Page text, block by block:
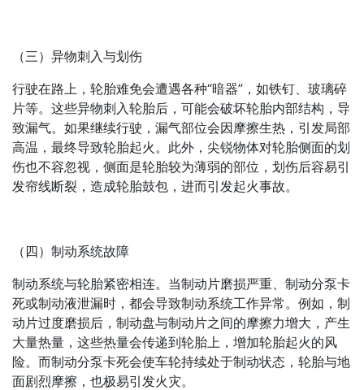
（三）异物刺入与划伤
行驶在路上，轮胎难免会遭遇各种“暗器”，如铁钉、玻璃碎
片等。这些异物刺入轮胎后，可能会破坏轮胎内部结构，导
致漏气。如果继续行驶，漏气部位会因摩擦生热，引发局部
高温，最终导致轮胎起火。此外，尖锐物体对轮胎侧面的划
伤也不容忽视，侧面是轮胎较为薄弱的部位，划伤后容易引
发帘线断裂，造成轮胎鼓包，进而引发起火事故。
（四）制动系统故障
制动系统与轮胎紧密相连。当制动片磨损严重、制动分泵卡
死或制动液泄漏时，都会导致制动系统工作异常。例如，制
动片过度磨损后，制动盘与制动片之间的摩擦力增大，产生
大量热量，这些热量会传递到轮胎上，增加轮胎起火的风
险。而制动分泵卡死会使车轮持续处于制动状态，轮胎与地
面剧烈摩擦，也极易引发火灾。